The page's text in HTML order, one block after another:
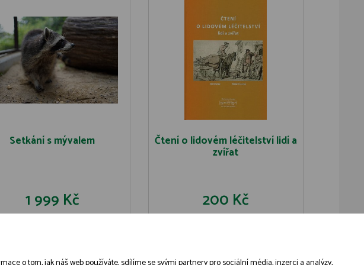
Setkání s mývalem
1 999 Kč
Čtení o lidovém léčitelství lidí a
zvířat
200 Kč